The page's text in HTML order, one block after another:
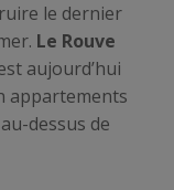
le dernier
Le Rouve
aujourd’hui
appartements
dessus de